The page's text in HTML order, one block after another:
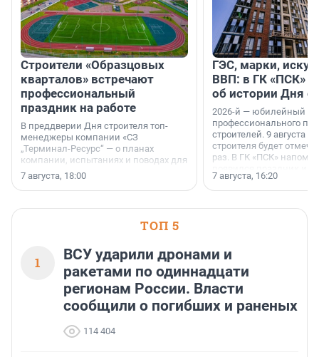
Строители «Образцовых
кварталов» встречают
профессиональный
праздник на работе
В преддверии Дня строителя топ-
менеджеры компании «СЗ
„Терминал-Ресурс“ — о планах
компании, испытаниях и поводах для
осторожного оптимизма.
7 августа, 18:00
ГЭС, марки,
ВВП: в ГК «ПСК»
об истории Дня
2026-й — юбилейный
профессионального
строителей. 9 августа
строителя будет
раз. В ГК «ПСК»
поменялась роль
7 августа, 16:20
ТОП 5
1
ВСУ ударили дронами и
ракетами по одиннадцати
регионам России. Власти
сообщили о погибших и раненых
114 404